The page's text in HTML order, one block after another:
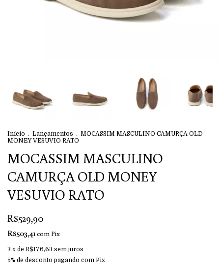
Início . Lançamentos . MOCASSIM MASCULINO CAMURÇA OLD
MONEY VESUVIO RATO
MOCASSIM MASCULINO
CAMURÇA OLD MONEY
VESUVIO RATO
R$529,90
R$503,41comPix
3 x de R$176,63 sem juros
5% de desconto pagando com Pix